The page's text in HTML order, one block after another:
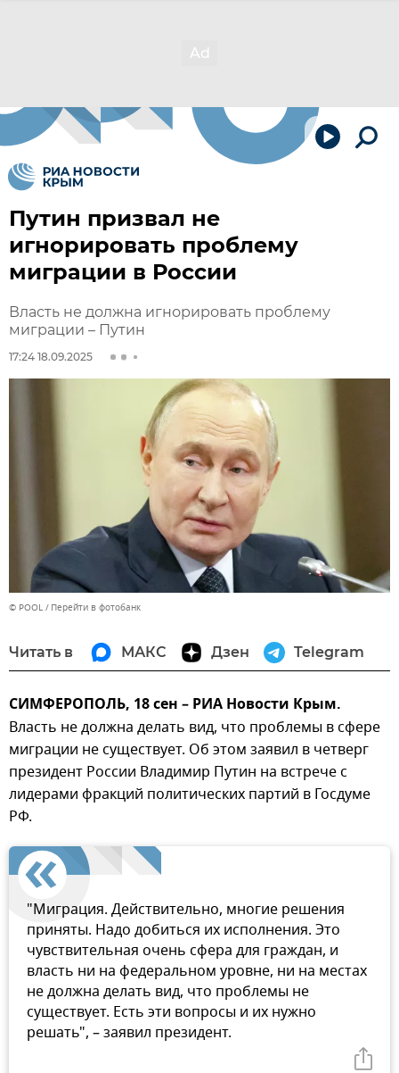
Путин призвал не
игнорировать проблему
миграции в России
Власть не должна игнорировать проблему
миграции – Путин
17:24 18.09.2025
© POOL Перейти в фотобанк
Читать в МАКС Дзен Telegram
СИМФЕРОПОЛЬ, 18 сен – РИА Новости Крым.
Власть не должна делать вид, что проблемы в сфере
миграции не существует. Об этом заявил в четверг
президент России Владимир Путин на встрече с
лидерами фракций политических партий в Госдуме
РФ.
"Миграция. Действительно, многие решения
приняты. Надо добиться их исполнения. Это
чувствительная очень сфера для граждан, и
власть ни на федеральном уровне, ни на местах
не должна делать вид, что проблемы не
существует. Есть эти вопросы и их нужно
решать", – заявил президент.